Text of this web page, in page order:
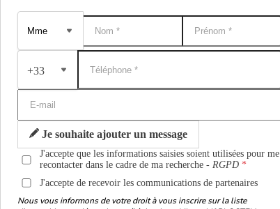
+33
Je souhaite ajouter un message
J'accepte que les informations saisies soient utilisées pour me
recontacter dans le cadre de ma recherche -RGPD
J'accepte de recevoir les communications de partenaires
Nous vous informons de votre droit à vous inscrire sur la liste